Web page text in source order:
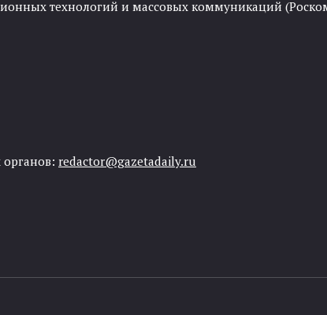
технологий и массовых коммуникаций
redactor@gazetadaily.ru